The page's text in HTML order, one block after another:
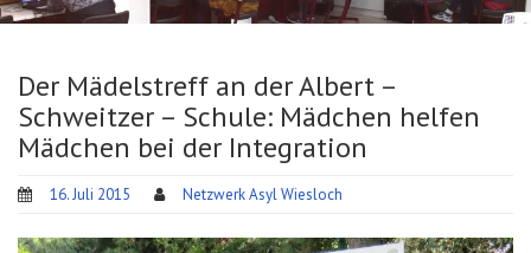
Der Mädelstreff an der Albert –
Schweitzer – Schule: Mädchen helfen
Mädchen bei der Integration
16. Juli 2015 Netzwerk Asyl Wiesloch